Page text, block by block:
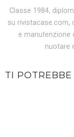
Classe 1984,
su rivistacase.com,
e manutenzione
nuotare
TI